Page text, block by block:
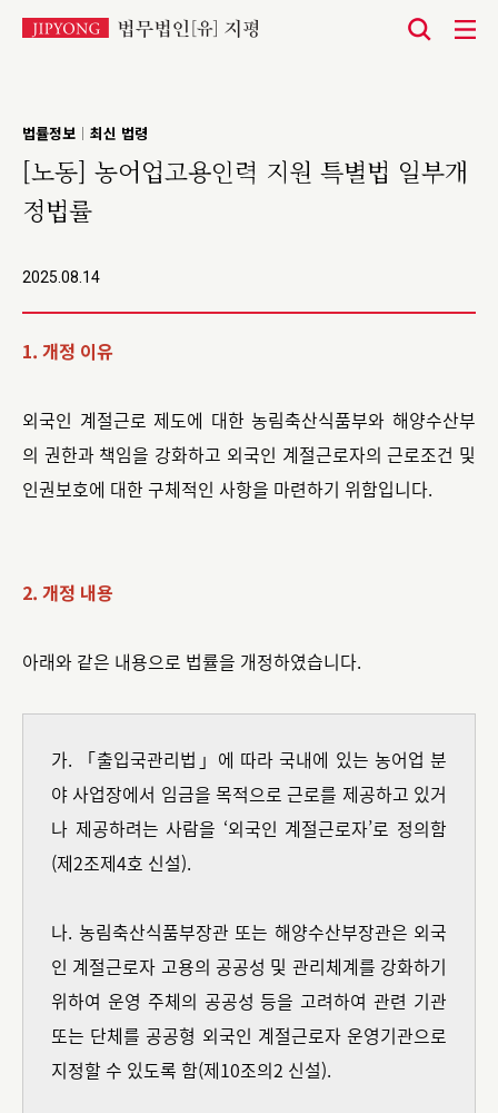
법률정보 | 최신 법령
[노동] 농어업고용인력 지원 특별법 일부개
정법률
2025.08.14
1. 개정 이유
외국인 계절근로 제도에 대한 농림축산식품부와 해양수산부
의 권한과 책임을 강화하고 외국인 계절근로자의 근로조건 및
인권보호에 대한 구체적인 사항을 마련하기 위함입니다.
2. 개정 내용
아래와 같은 내용으로 법률을 개정하였습니다.
가. 「출입국관리법」에 따라 국내에 있는 농어업 분
야 사업장에서 임금을 목적으로 근로를 제공하고 있거
나 제공하려는 사람을 ‘외국인 계절근로자’로 정의함
(제2조제4호 신설).
나. 농림축산식품부장관 또는 해양수산부장관은 외국
인 계절근로자 고용의 공공성 및 관리체계를 강화하기
위하여 운영 주체의 공공성 등을 고려하여 관련 기관
또는 단체를 공공형 외국인 계절근로자 운영기관으로
지정할 수 있도록 함(제10조의2 신설).